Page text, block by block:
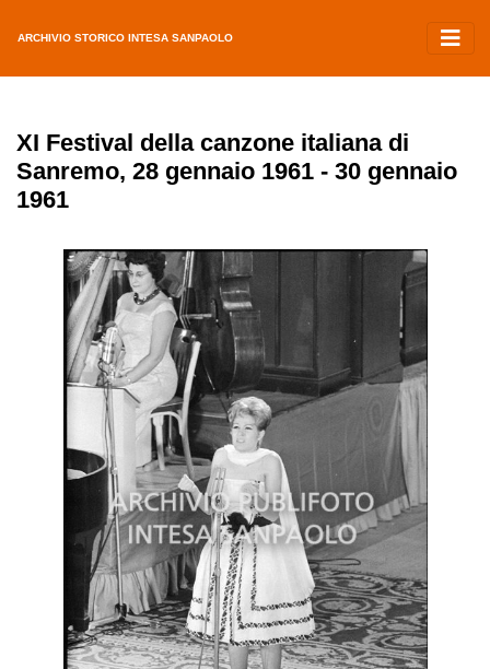
ARCHIVIO STORICO INTESA SANPAOLO
XI Festival della canzone italiana di
Sanremo, 28 gennaio 1961 - 30 gennaio
1961